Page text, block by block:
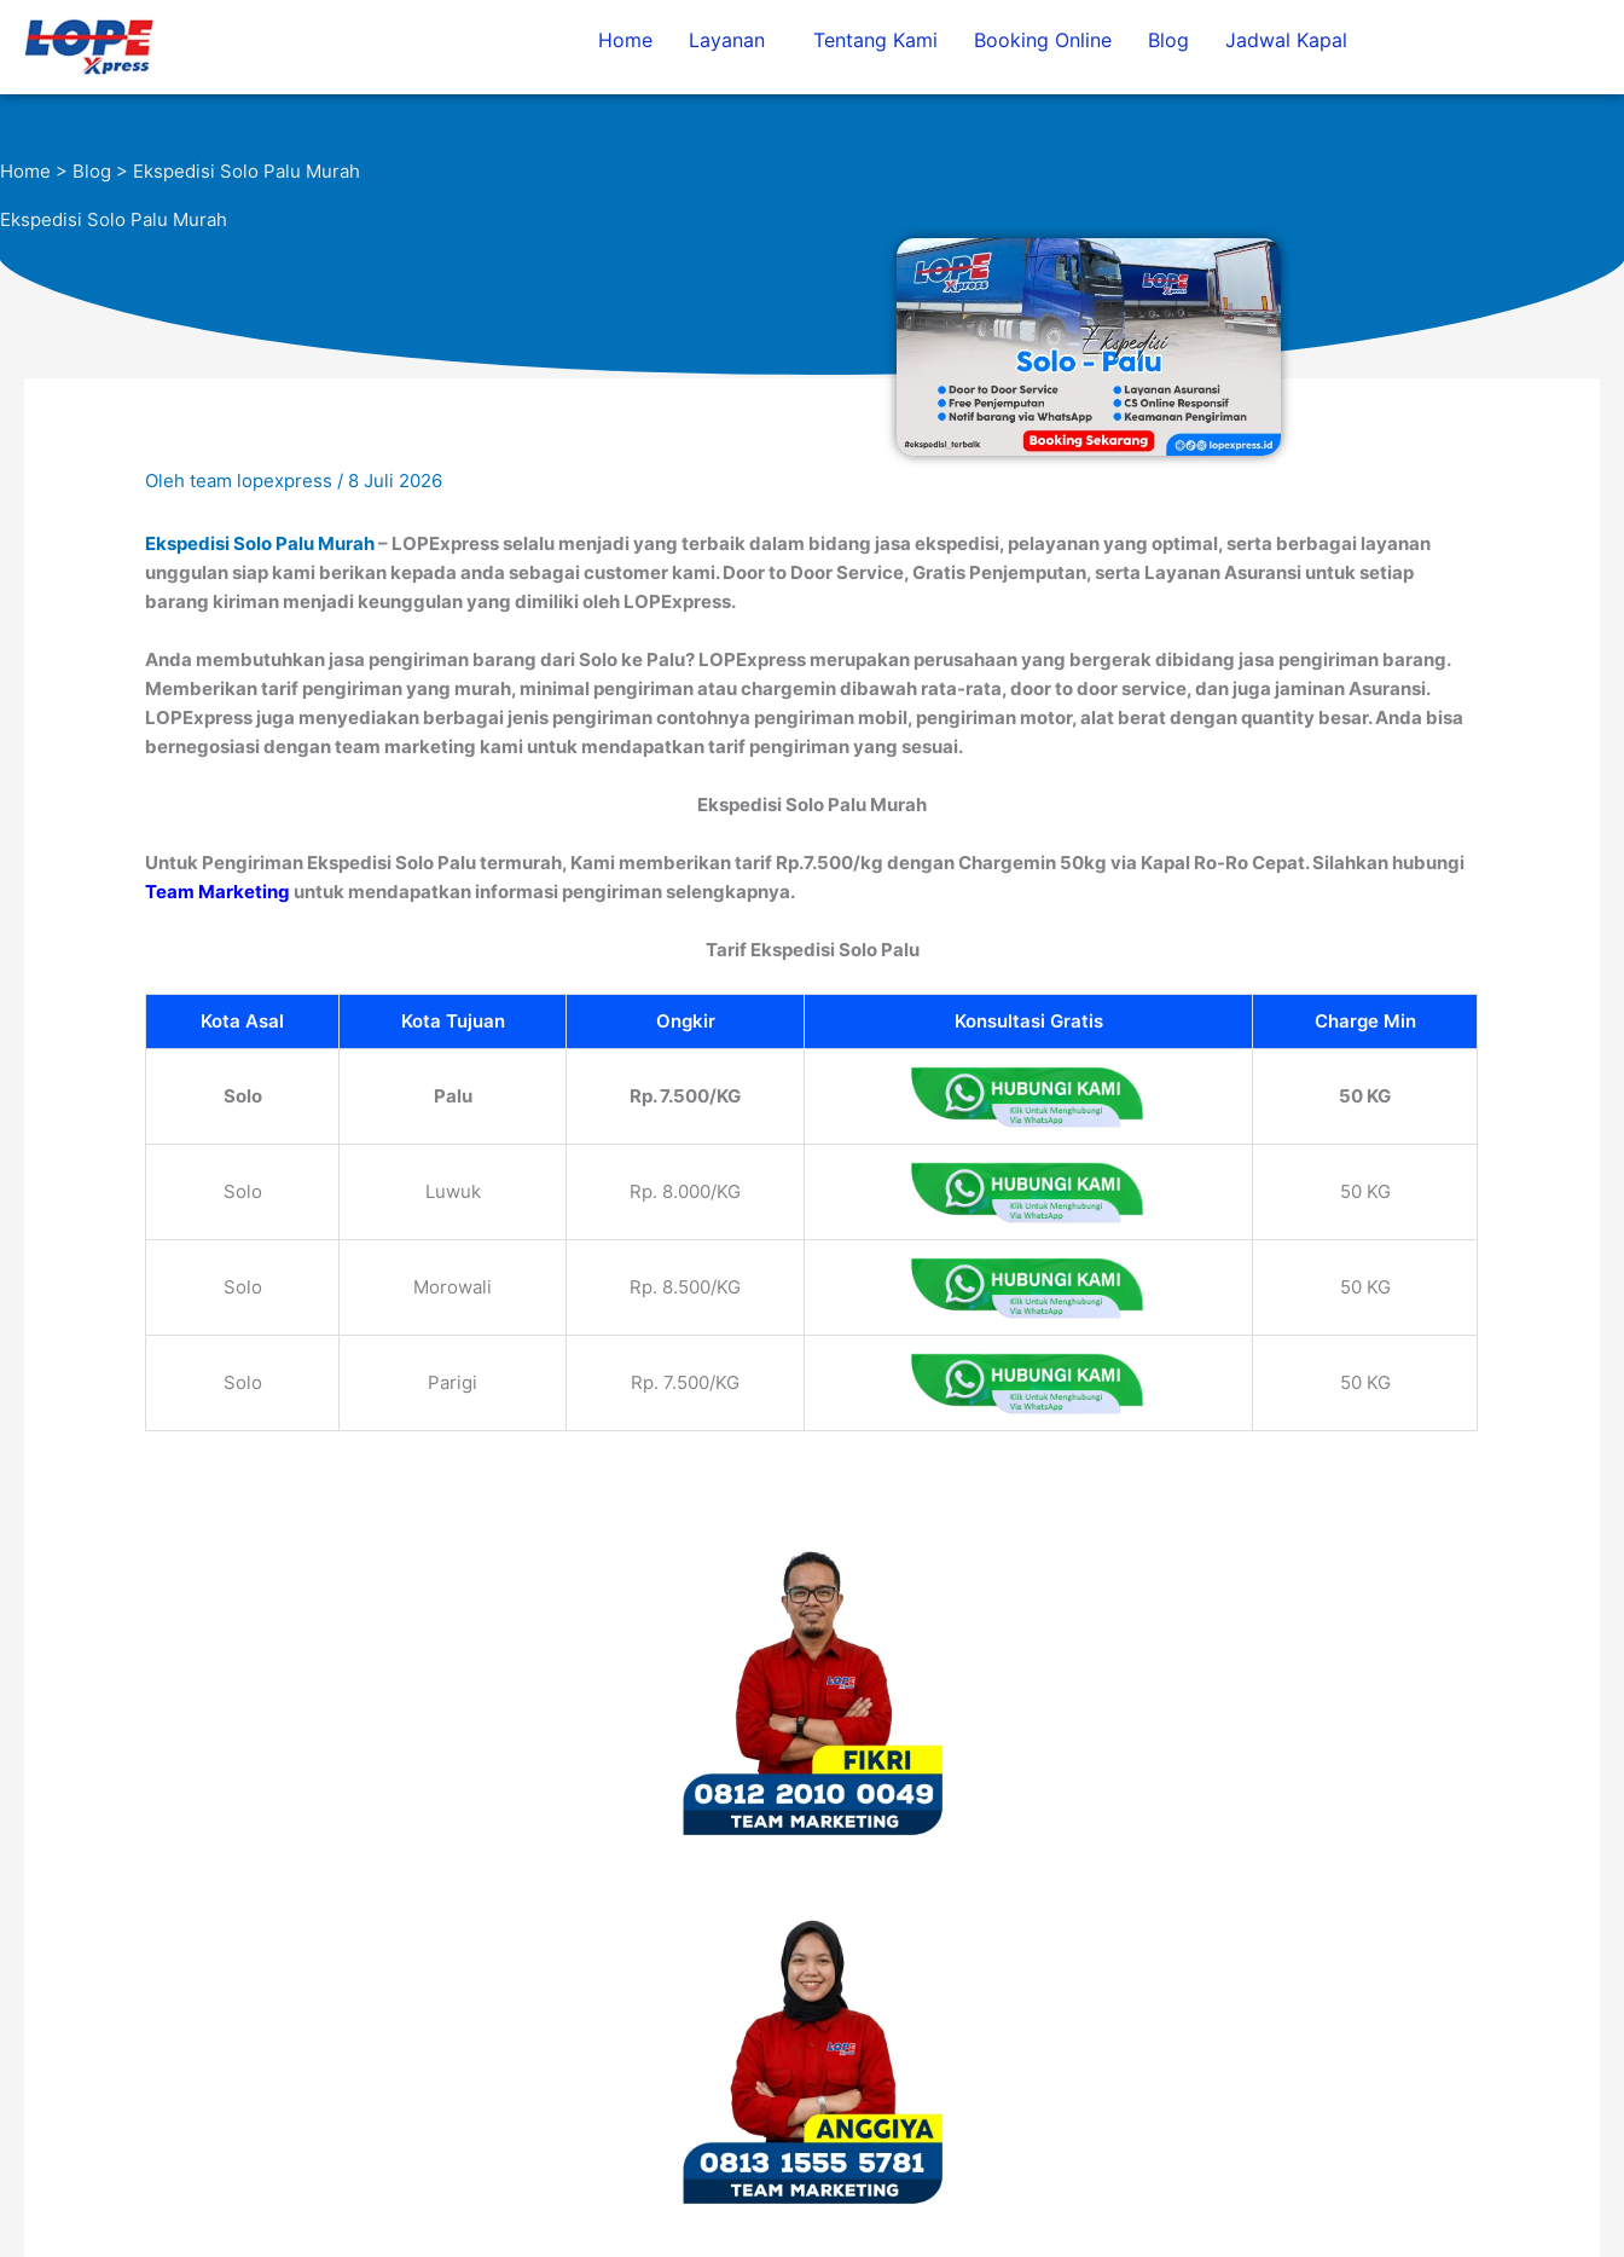
Home Layanan Tentang Kami Booking Online Blog Jadwal Kapal
Home > Blog > Ekspedisi Solo Palu Murah
Ekspedisi Solo Palu Murah
Olehteam lopexpress / 8 Juli 2026
Ekspedisi Solo Palu Murah– LOPExpress selalu menjadi yang terbaik dalam bidang jasa ekspedisi, pelayanan yang optimal, serta berbagai layanan
unggulan siap kami berikan kepada anda sebagai customer kami. Door to Door Service, Gratis Penjemputan, serta Layanan Asuransi untuk setiap
barang kiriman menjadi keunggulan yang dimiliki oleh LOPExpress.
Anda membutuhkan jasa pengiriman barang dari Solo ke Palu? LOPExpress merupakan perusahaan yang bergerak dibidang jasa pengiriman barang.
Memberikan tarif pengiriman yang murah, minimal pengiriman atau chargemin dibawah rata-rata, door to door service, dan juga jaminan Asuransi.
LOPExpress juga menyediakan berbagai jenis pengiriman contohnya pengiriman mobil, pengiriman motor, alat berat dengan quantity besar. Anda bisa
bernegosiasi dengan team marketing kami untuk mendapatkan tarif pengiriman yang sesuai.
Ekspedisi Solo Palu Murah
Untuk Pengiriman Ekspedisi Solo Palu termurah, Kami memberikan tarif Rp.7.500/kg dengan Chargemin 50kg via Kapal Ro-Ro Cepat. Silahkan hubungi
Team Marketing untuk mendapatkan informasi pengiriman selengkapnya.
Tarif Ekspedisi Solo Palu
Kota Asal Kota Tujuan Ongkir Konsultasi Gratis Charge Min
Solo Palu Rp. 7.500/KG 50 KG
Solo Luwuk Rp. 8.000/KG 50 KG
Solo Morowali Rp. 8.500/KG 50 KG
Solo Parigi Rp. 7.500/KG 50 KG